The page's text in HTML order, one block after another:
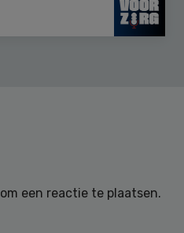
om een reactie te plaatsen.